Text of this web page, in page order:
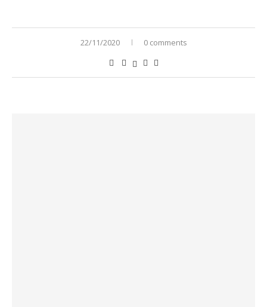
22/11/2020 0 comments